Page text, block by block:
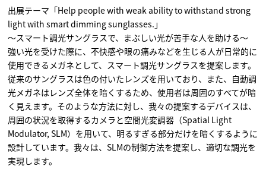
出展テーマ「Help people with weak ability to withstand strong
light with smart dimming sunglasses.」
～スマート調光サングラスで、まぶしい光が苦手な人を助ける～
強い光を受けた際に、不快感や眼の痛みなどを生じる人が日常的に
使用できるメガネとして、スマート調光サングラスを提案します。
従来のサングラスは色の付いたレンズを用いており、また、自動調
光メガネはレンズ全体を暗くするため、使用者は周囲のすべてが暗
く見えます。そのような方法に対し、我々の提案するデバイスは、
周囲の状況を取得するカメラと空間光変調器（Spatial Light
Modulator, SLM）を用いて、明るすぎる部分だけを暗くするように
設計しています。我々は、SLMの制御方法を提案し、適切な調光を
実現します。